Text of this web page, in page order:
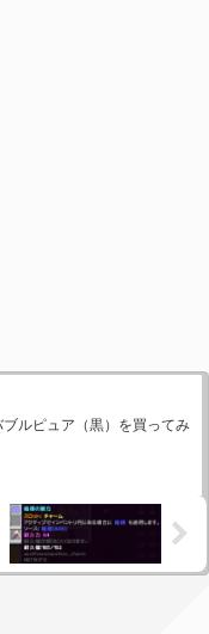
ブルピュア（黒）を買ってみ